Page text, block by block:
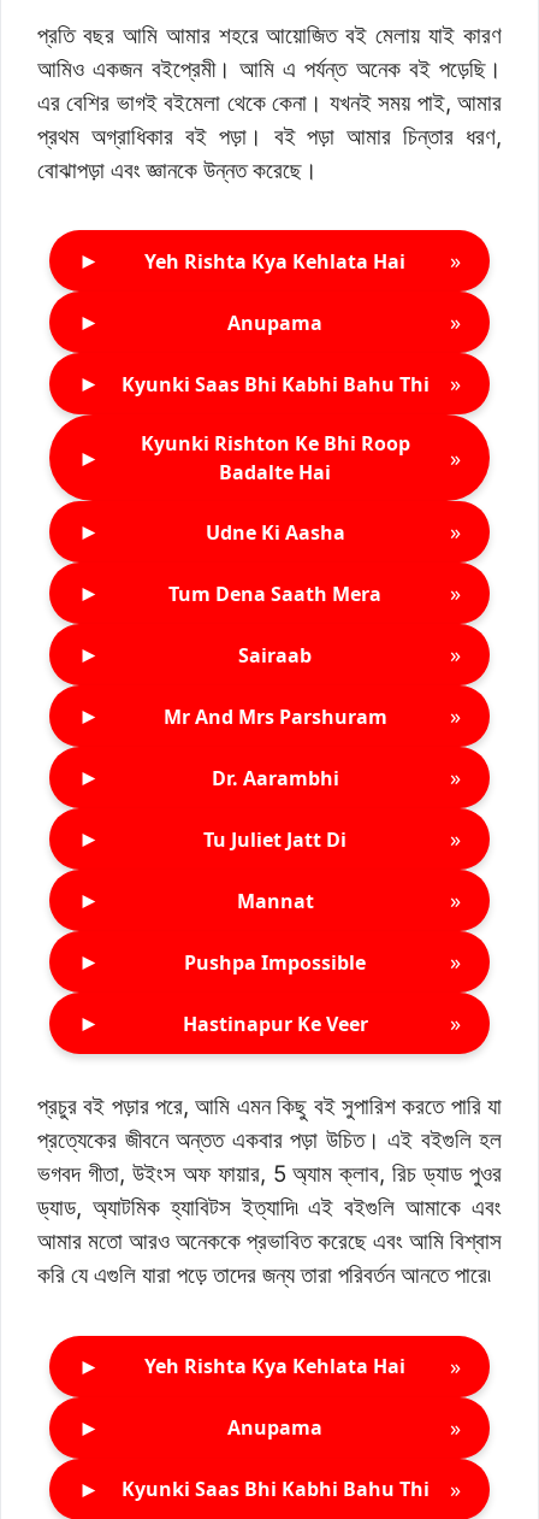
প্রতি বছর আমি আমার শহরে আয়োজিত বই মেলায় যাই কারণ
আমিও একজন বইপ্রেমী। আমি এ পর্যন্ত অনেক বই পড়েছি।
এর বেশির ভাগই বইমেলা থেকে কেনা। যখনই সময় পাই, আমার
প্রথম অগ্রাধিকার বই পড়া। বই পড়া আমার চিন্তার ধরণ,
বোঝাপড়া এবং জ্ঞানকে উন্নত করেছে।
► Yeh Rishta Kya Kehlata Hai »
► Anupama »
► Kyunki Saas Bhi Kabhi Bahu Thi »
►
Kyunki Rishton Ke Bhi Roop
Badalte Hai
»
► Udne Ki Aasha »
► Tum Dena Saath Mera »
► Sairaab »
► Mr And Mrs Parshuram »
► Dr. Aarambhi »
► Tu Juliet Jatt Di »
► Mannat »
► Pushpa Impossible »
► Hastinapur Ke Veer »
প্রচুর বই পড়ার পরে, আমি এমন কিছু বই সুপারিশ করতে পারি যা
প্রত্যেকের জীবনে অন্তত একবার পড়া উচিত। এই বইগুলি হল
ভগবদ গীতা, উইংস অফ ফায়ার, 5 অ্যাম ক্লাব, রিচ ড্যাড পুওর
ড্যাড, অ্যাটমিক হ্যাবিটস ইত্যাদি৷ এই বইগুলি আমাকে এবং
আমার মতো আরও অনেককে প্রভাবিত করেছে এবং আমি বিশ্বাস
করি যে এগুলি যারা পড়ে তাদের জন্য তারা পরিবর্তন আনতে পারে৷
► Yeh Rishta Kya Kehlata Hai »
► Anupama »
► Kyunki Saas Bhi Kabhi Bahu Thi »